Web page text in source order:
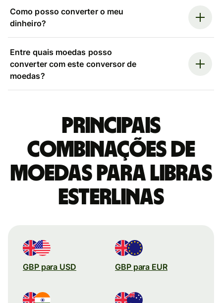
Como posso converter o meu
dinheiro?
Entre quais moedas posso
converter com este conversor de
moedas?
Principais
combinações de
moedas para Libras
esterlinas
GBP para USD GBP para EUR